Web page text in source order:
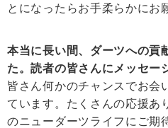
とになったらお手柔らかにお
本当に長い間、ダーツへの貢
た。読者の皆さんにメッセー
皆さん何かのチャンスでお会
ています。たくさんの応援あ
のニューダーツライフにご期